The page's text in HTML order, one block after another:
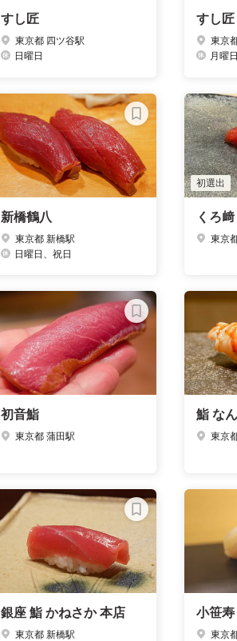
すし匠
東京都 四ツ谷駅
日曜日
すし
東京
月曜日
新橋鶴八
東京都 新橋駅
日曜日、祝日
初選出
くろ﨑
東京
初音鮨
東京都 蒲田駅
鮨 な
東京
銀座 鮨 かねさか 本店
東京都 新橋駅
小笹寿
東京